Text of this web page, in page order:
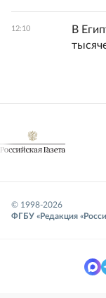
12:10
В
© 1998-2026
ФГБУ «Редакция